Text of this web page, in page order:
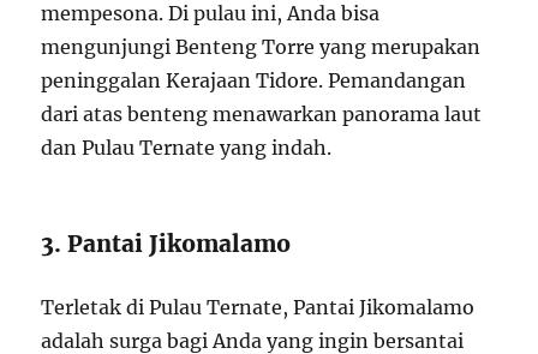
mempesona. Di pulau ini, Anda bisa
mengunjungi Benteng Torre yang merupakan
peninggalan Kerajaan Tidore. Pemandangan
dari atas benteng menawarkan panorama laut
dan Pulau Ternate yang indah.
3. Pantai Jikomalamo
Terletak di Pulau Ternate, Pantai Jikomalamo
adalah surga bagi Anda yang ingin bersantai